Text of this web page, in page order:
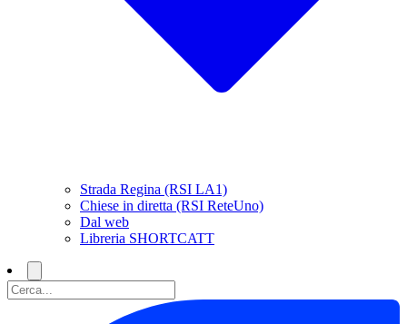
Strada Regina (RSI LA1)
Chiese in diretta (RSI ReteUno)
Dal web
Libreria SHORTCATT